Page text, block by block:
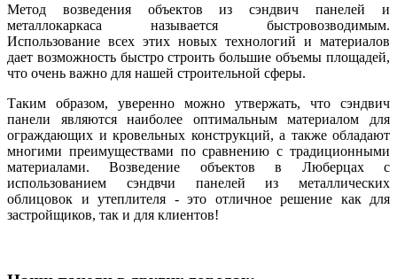
Метод возведения объектов из сэндвич панелей и
металлокаркаса называется быстровозводимым.
Использование всех этих новых технологий и материалов
дает возможность быстро строить большие объемы площадей,
что очень важно для нашей строительной сферы.
Таким образом, уверенно можно утвержать, что сэндвич
панели являются наиболее оптимальным материалом для
ограждающих и кровельных конструкций, а также обладают
многими преимуществами по сравнению с традиционными
материалами. Возведение объектов в Люберцах с
использованием сэндвчи панелей из металлических
облицовок и утеплителя - это отличное решение как для
застройщиков, так и для клиентов!